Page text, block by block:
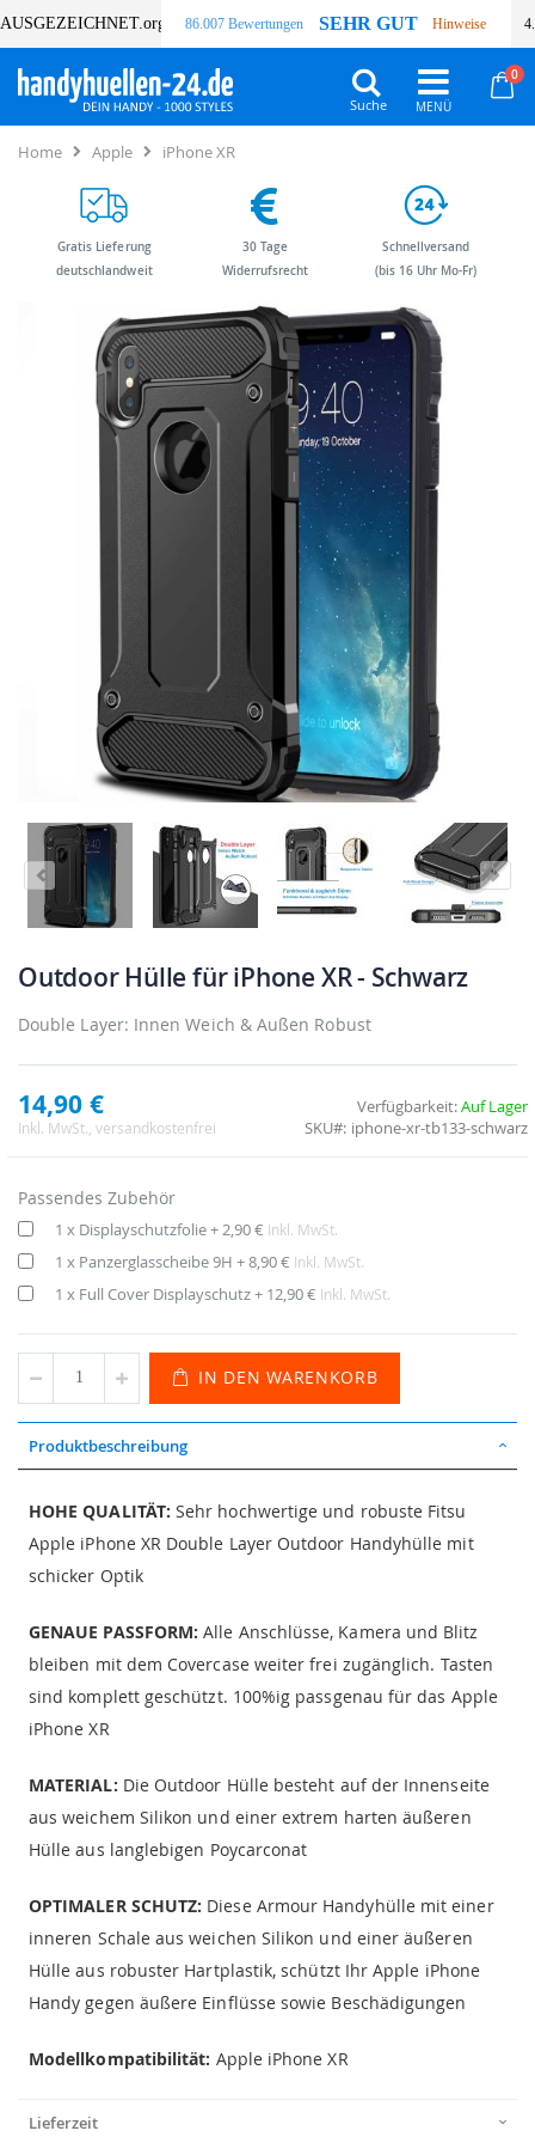
AUSGEZEICHNET.org 86.007 Bewertungen SEHR GUT Hinweise
0
Suche
Home Apple iPhone XR
Bildergalerie
Bildergalerie
Outdoor Hülle für iPhone XR - Schwarz
Double Layer: Innen Weich & Außen Robust
14,90 €
Inkl. MwSt. , versandkostenfrei
Verfügbarkeit:Auf Lager
SKU
iphone-xr-tb133-schwarz
Passendes Zubehör
1 x Displayschutzfolie+ 2,90 € Inkl. MwSt.
1 x Panzerglasscheibe 9H +8,90 € Inkl. MwSt.
1 x Full Cover Displayschutz+ 12,90 € Inkl. MwSt.
IN DEN WARENKORB
Produktbeschreibung
HOHE QUALITÄT: Sehr hochwertige und robuste Fitsu
Apple iPhone XR Double Layer Outdoor Handyhülle mit
schicker Optik
GENAUE PASSFORM: Alle Anschlüsse, Kamera und Blitz
bleiben mit dem Covercase weiter frei zugänglich. Tasten
sind komplett geschützt. 100%ig passgenau für das Apple
iPhone XR
MATERIAL: Die Outdoor Hülle besteht auf der Innenseite
aus weichem Silikon und einer extrem harten äußeren
Hülle aus langlebigen Poycarconat
OPTIMALER SCHUTZ: Diese Armour Handyhülle mit einer
inneren Schale aus weichen Silikon und einer äußeren
Hülle aus robuster Hartplastik, schützt Ihr Apple iPhone
Handy gegen äußere Einflüsse sowie Beschädigungen
Modellkompatibilität: Apple iPhone XR
Lieferzeit
Gratis Lieferung
deutschlandweit
30 Tage
Widerrufsrecht
Schnellversand
(bis 16 Uhr Mo-Fr)